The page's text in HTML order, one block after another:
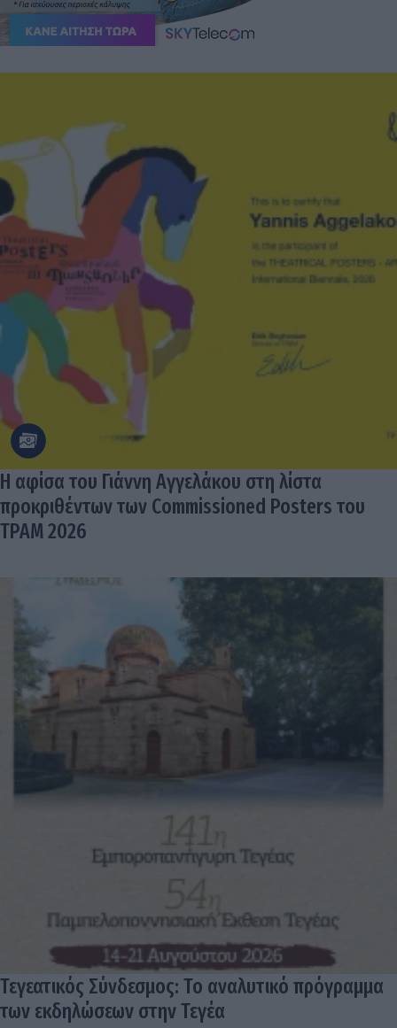
Η αφίσα του Γιάννη Αγγελάκου στη λίστα
προκριθέντων των Commissioned Posters του
TPAM 2026
Τεγεατικός Σύνδεσμος: Το αναλυτικό πρόγραμμα
των εκδηλώσεων στην Τεγέα